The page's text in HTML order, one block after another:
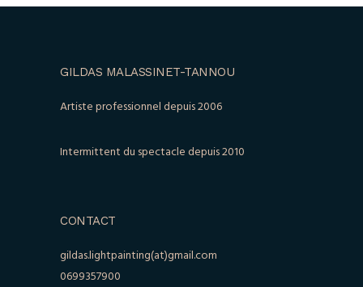
GILDAS MALASSINET-TANNOU
Artiste professionnel depuis 2006
Intermittent du spectacle depuis 2010
CONTACT
gildas.lightpainting(at)gmail.com
0699357900